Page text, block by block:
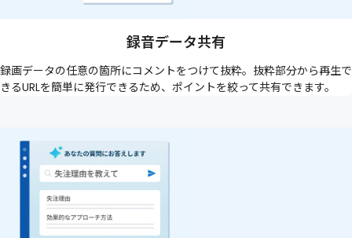
録音データ共有
録画データの任意の箇所にコメントをつけて抜粋。抜粋部分から再生で
きるURLを簡単に発行できるため、ポイントを絞って共有できます。